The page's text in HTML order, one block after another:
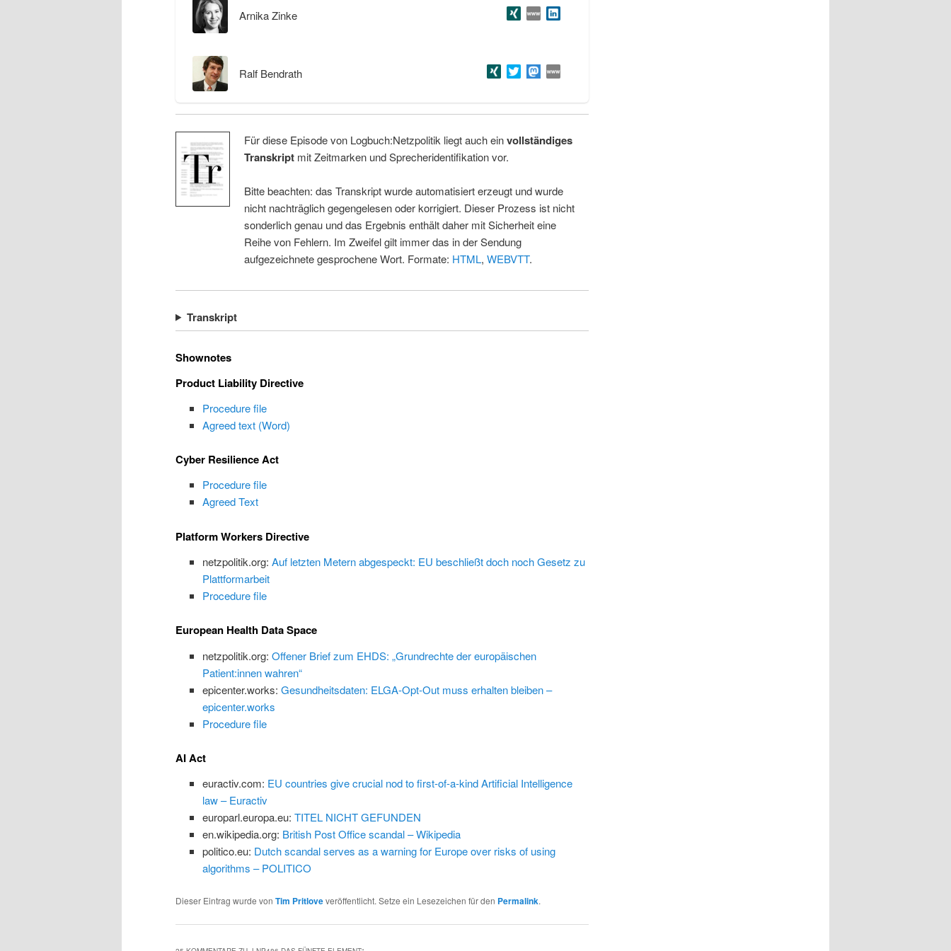
Arnika Zinke
Ralf Bendrath
Für diese Episode von Logbuch:Netzpolitik liegt auch einvollständiges
Transkriptmit Zeitmarken und Sprecheridentifikation vor.
Bitte beachten: das Transkript wurde automatisiert erzeugt und wurde
nicht nachträglich gegengelesen oder korrigiert. Dieser Prozess ist nicht
sonderlich genau und das Ergebnis enthält daher mit Sicherheit eine
Reihe von Fehlern. Im Zweifel gilt immer das in der Sendung
aufgezeichnete gesprochene Wort. Formate: HTML, WEBVTT.
Transkript
Shownotes
Product Liability Directive
Procedure file
Agreed text (Word)
Cyber Resilience Act
Procedure file
Agreed Text
Platform Workers Directive
netzpolitik.org: Auf letzten Metern abgespeckt: EU beschließt doch noch Gesetz zu
Plattformarbeit
Procedure file
European Health Data Space
netzpolitik.org: Offener Brief zum EHDS: „Grundrechte der europäischen
Patient:innen wahren“
epicenter.works: Gesundheitsdaten: ELGA-Opt-Out muss erhalten bleiben –
epicenter.works
Procedure file
AI Act
euractiv.com: EU countries give crucial nod to first-of-a-kind Artificial Intelligence
law – Euractiv
europarl.europa.eu: TITEL NICHT GEFUNDEN
en.wikipedia.org: British Post Office scandal – Wikipedia
politico.eu: Dutch scandal serves as a warning for Europe over risks of using
algorithms – POLITICO
Dieser Eintrag wurde von Tim Pritloveveröffentlicht. Setze ein Lesezeichen für den Permalink.